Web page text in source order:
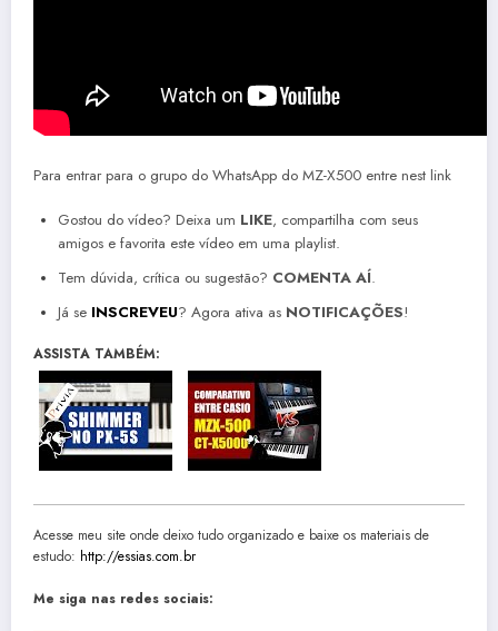
Para entrar para o grupo do WhatsApp do MZ-X500 entre nest link
Gostou do vídeo? Deixa um LIKE, compartilha com seus
amigos e favorita este vídeo em uma playlist.
Tem dúvida, crítica ou sugestão? COMENTA AÍ.
Já se INSCREVEU? Agora ativa as NOTIFICAÇÕES!
ASSISTA TAMBÉM:
Acesse meu site onde deixo tudo organizado e baixe os materiais de
estudo: http://essias.com.br
Me siga nas redes sociais: